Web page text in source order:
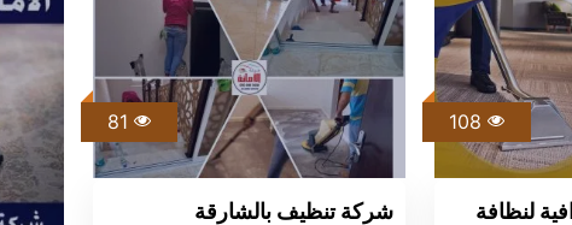
لنظافة
شركة تنظيف بالشارقة